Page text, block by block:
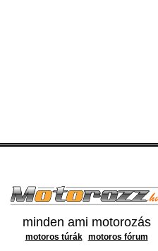
minden ami motorozás
motoros túrák motoros fórum